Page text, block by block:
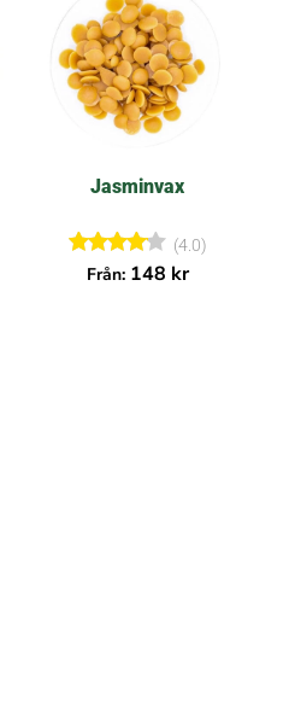
Jasminvax
Betygsa
(4.0)
Från: 148 kr